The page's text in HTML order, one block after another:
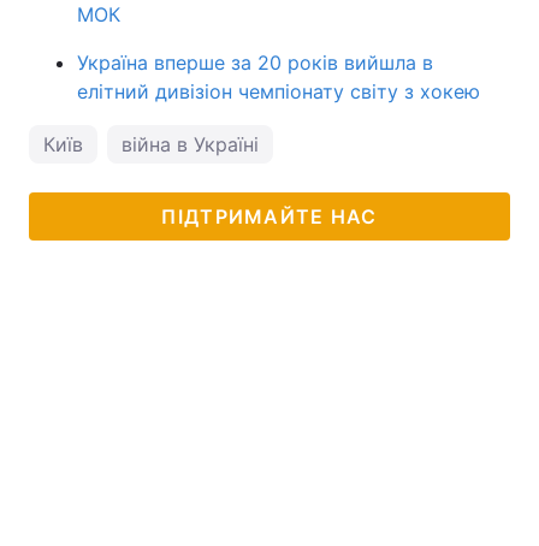
МОК
Україна вперше за 20 років вийшла в
елітний дивізіон чемпіонату світу з хокею
Київ війна в Україні
ПІДТРИМАЙТЕ НАС